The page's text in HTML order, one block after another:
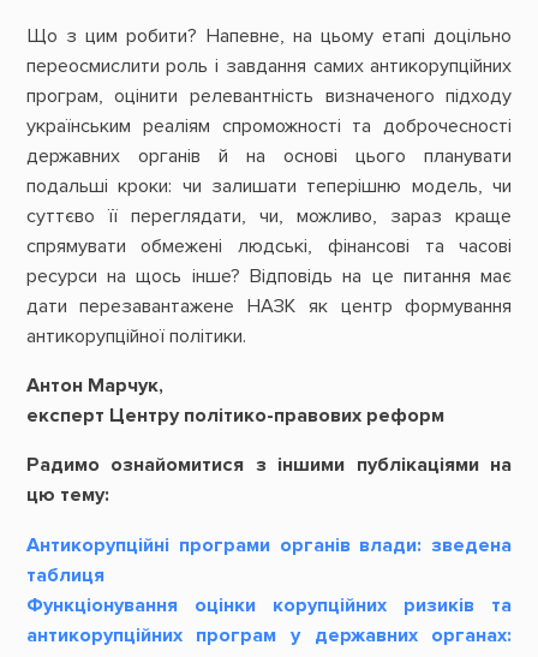
Що з цим робити? Напевне, на цьому етапі доцільно
переосмислити роль і завдання самих антикорупційних
програм, оцінити релевантність визначеного підходу
українським реаліям спроможності та доброчесності
державних органів й на основі цього планувати
подальші кроки: чи залишати теперішню модель, чи
суттєво її переглядати, чи, можливо, зараз краще
спрямувати обмежені людські, фінансові та часові
ресурси на щось інше? Відповідь на це питання має
дати перезавантажене НАЗК як центр формування
антикорупційної політики.
Антон Марчук,
експерт Центру політико-правових реформ
Радимо ознайомитися з іншими публікаціями на
цю тему:
Антикорупційні програми органів влади: зведена
таблиця
Функціонування оцінки корупційних ризиків та
антикорупційних програм у державних органах: